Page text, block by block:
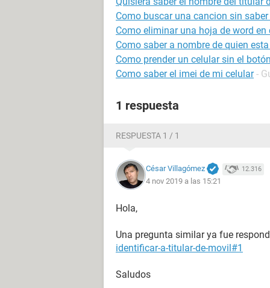
Como buscar una cancion sin
Como eliminar una hoja de word en
Como saber a nombre de quien
Como prender un celular sin el
Como saber el imei de mi celular -
1 respuesta
RESPUESTA 1 / 1
César Villagómez 12.316
4 nov 2019 a las 15:21
Hola,
Una pregunta similar ya fue
identificar-a-titular-de-movil#1
Saludos